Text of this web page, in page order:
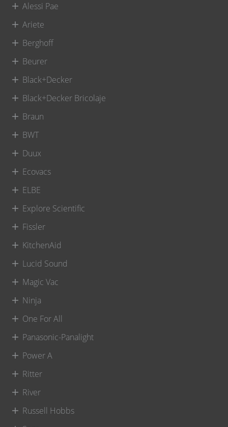
Alessi Pae
Ariete
Berghoff
Beurer
Black+Decker
Black+Decker Bricolaje
Braun
BWT
Duux
Ecovacs
ELBE
Explore Scientific
Fissler
KitchenAid
Lucid Sound
Magic Vac
Ninja
One For All
Panasonic-Panalight
Power A
Ritter
River
Russell Hobbs